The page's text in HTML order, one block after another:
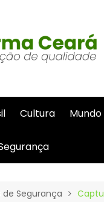
Cultura Mundo
de Segurança